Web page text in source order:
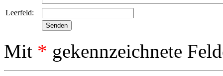
Leerfeld:
Mit * gekennzeichnete